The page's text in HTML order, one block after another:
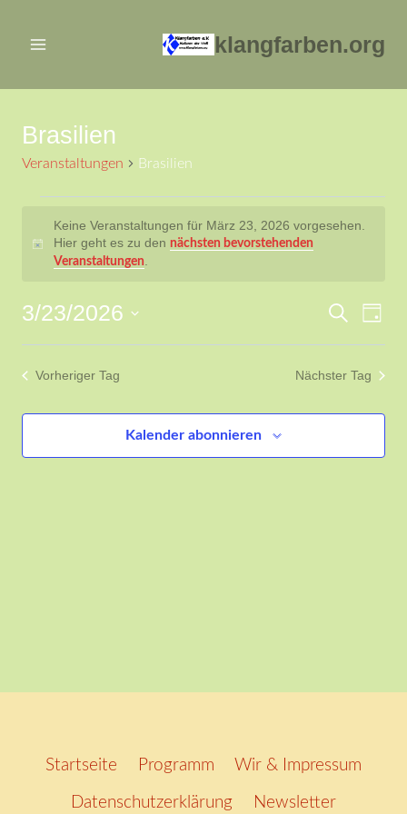
Inhalt
klangfarben.org
Brasilien
Veranstaltungen Brasilien
Veranstaltungen
für
23,
2026
Hinweis
Keine Veranstaltungen für März 23, 2026 vorgesehen.
Hier geht es zu den nächsten bevorstehenden
Veranstaltungen
Suche
Tag
3/23/2026
Datum
wählen.
Vorheriger Tag Nächster Tag
Kalender abonnieren
Startseite Programm Wir & Impressum
Datenschutzerklärung Newsletter